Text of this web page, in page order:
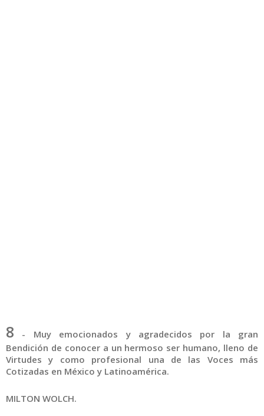
8 - Muy emocionados y agradecidos por la gran
Bendición de conocer a un hermoso ser humano, lleno de
Virtudes y como profesional una de las Voces más
Cotizadas en México y Latinoamérica.
MILTON WOLCH.